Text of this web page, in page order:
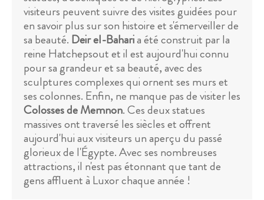
visiteurs peuvent suivre des visites guidées pour
en savoir plus sur son histoire et s'émerveiller de
sa beauté. Deir el-Baharia été construit par la
reine Hatchepsout et il est aujourd'hui connu
pour sa grandeur et sa beauté, avec des
sculptures complexes qui ornent ses murs et
ses colonnes. Enfin, ne manque pas de visiter les
Colosses de Memnon. Ces deux statues
massives ont traversé les siècles et offrent
aujourd'hui aux visiteurs un aperçu du passé
glorieux de l'Égypte. Avec ses nombreuses
attractions, il n'est pas étonnant que tant de
gens affluent à Luxor chaque année !